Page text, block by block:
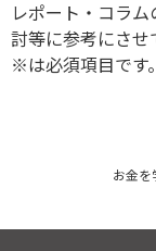
レポート・コラ
討等に参考にさせ
※は必須項目です。
お金を